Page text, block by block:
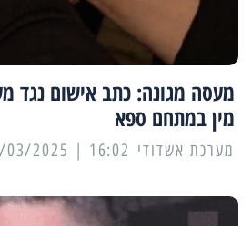
מעסה מגונה: כתב אישום נגד
מין במתחם ספא
מערכת אשדודי 16:02 | 09/03/2025